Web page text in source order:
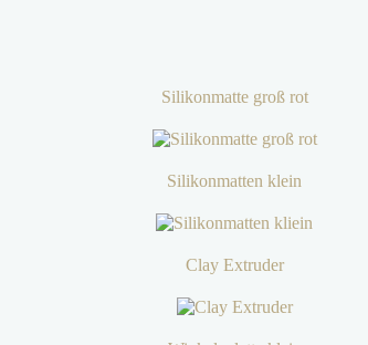
Silikonmatte groß rot
Silikonmatten klein
Clay Extruder